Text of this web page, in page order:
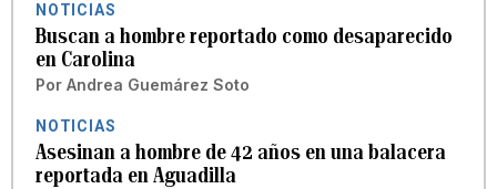
NOTICIAS
Buscan a hombre reportado como desaparecido
en Carolina
Por Andrea Guemárez Soto
NOTICIAS
Asesinan a hombre de 42 años en una balacera
reportada en Aguadilla